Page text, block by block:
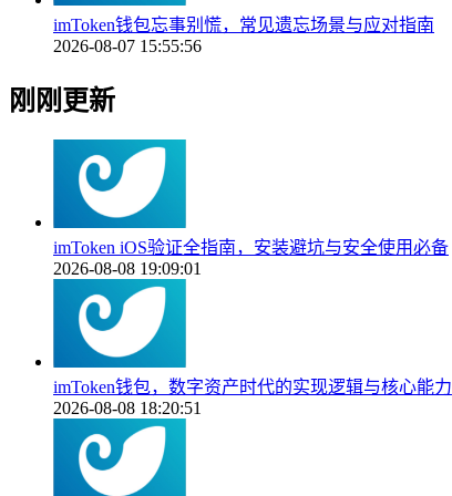
imToken钱包忘事别慌，常见遗忘场景与应对指南
2026-08-07 15:55:56
刚刚更新
imToken iOS验证全指南，安装避坑与安全使用必备
2026-08-08 19:09:01
imToken钱包，数字资产时代的实现逻辑与核心能力
2026-08-08 18:20:51